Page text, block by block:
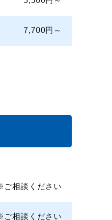
7,700円～
相談ください
相談ください